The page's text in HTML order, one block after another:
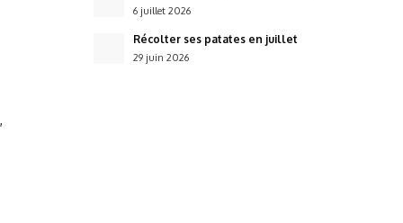
6 juillet 2026
Récolter ses patates en juillet
29 juin 2026